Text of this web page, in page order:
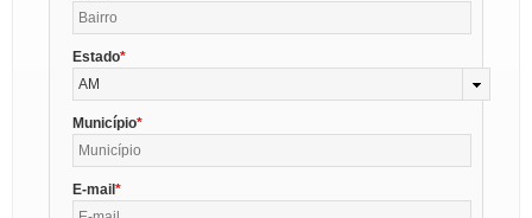
Estado
AM
Município
E-mail